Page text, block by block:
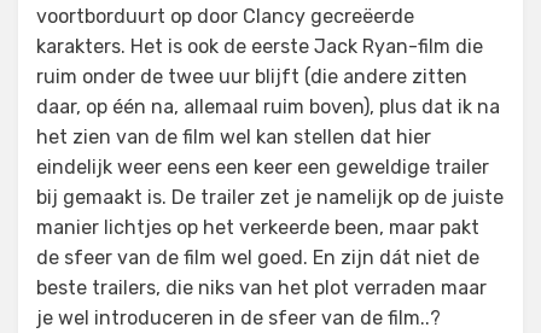
voortborduurt op door Clancy gecreëerde
karakters. Het is ook de eerste Jack Ryan-film die
ruim onder de twee uur blijft (die andere zitten
daar, op één na, allemaal ruim boven), plus dat ik na
het zien van de film wel kan stellen dat hier
eindelijk weer eens een keer een geweldige trailer
bij gemaakt is. De trailer zet je namelijk op de juiste
manier lichtjes op het verkeerde been, maar pakt
de sfeer van de film wel goed. En zijn dát niet de
beste trailers, die niks van het plot verraden maar
je wel introduceren in de sfeer van de film..?